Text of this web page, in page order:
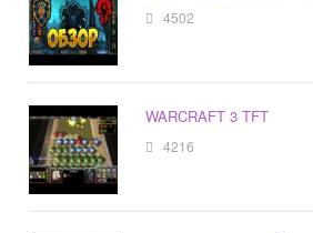
4502
WARCRAFT 3 TFT
4216